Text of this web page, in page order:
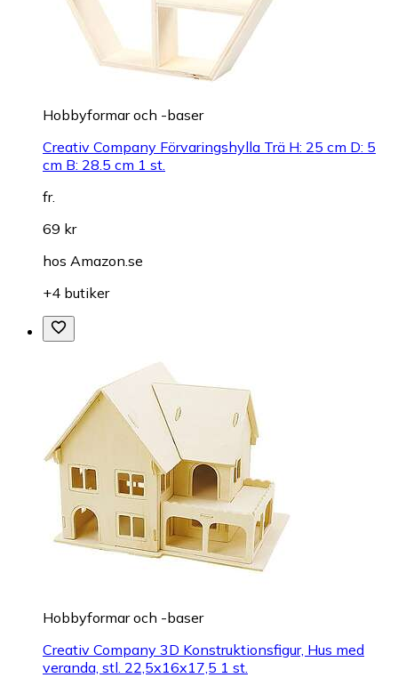
Hobbyformar och -baser
Creativ Company Förvaringshylla Trä H: 25 cm D: 5
cm B: 28.5 cm 1 st.
fr.
69 kr
hos Amazon.se
+4 butiker
Hobbyformar och -baser
Creativ Company 3D Konstruktionsfigur, Hus med
veranda, stl. 22,5x16x17,5 1 st.